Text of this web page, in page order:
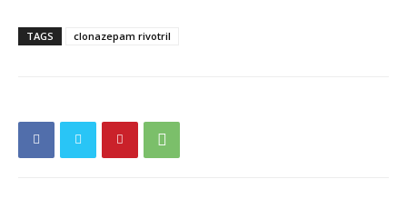
TAGS clonazepam rivotril